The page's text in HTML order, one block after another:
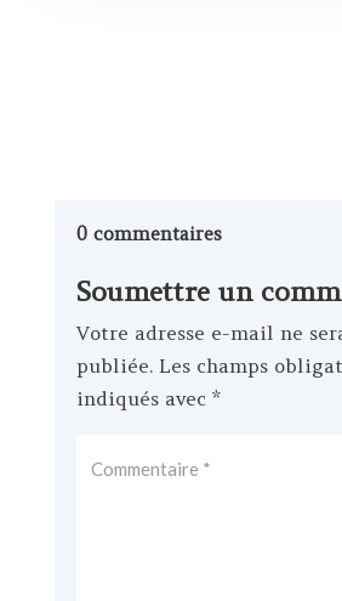
0 commentaires
Soumettre un
Votre adresse e-mail ne
publiée. Les champs
indiqués avec *